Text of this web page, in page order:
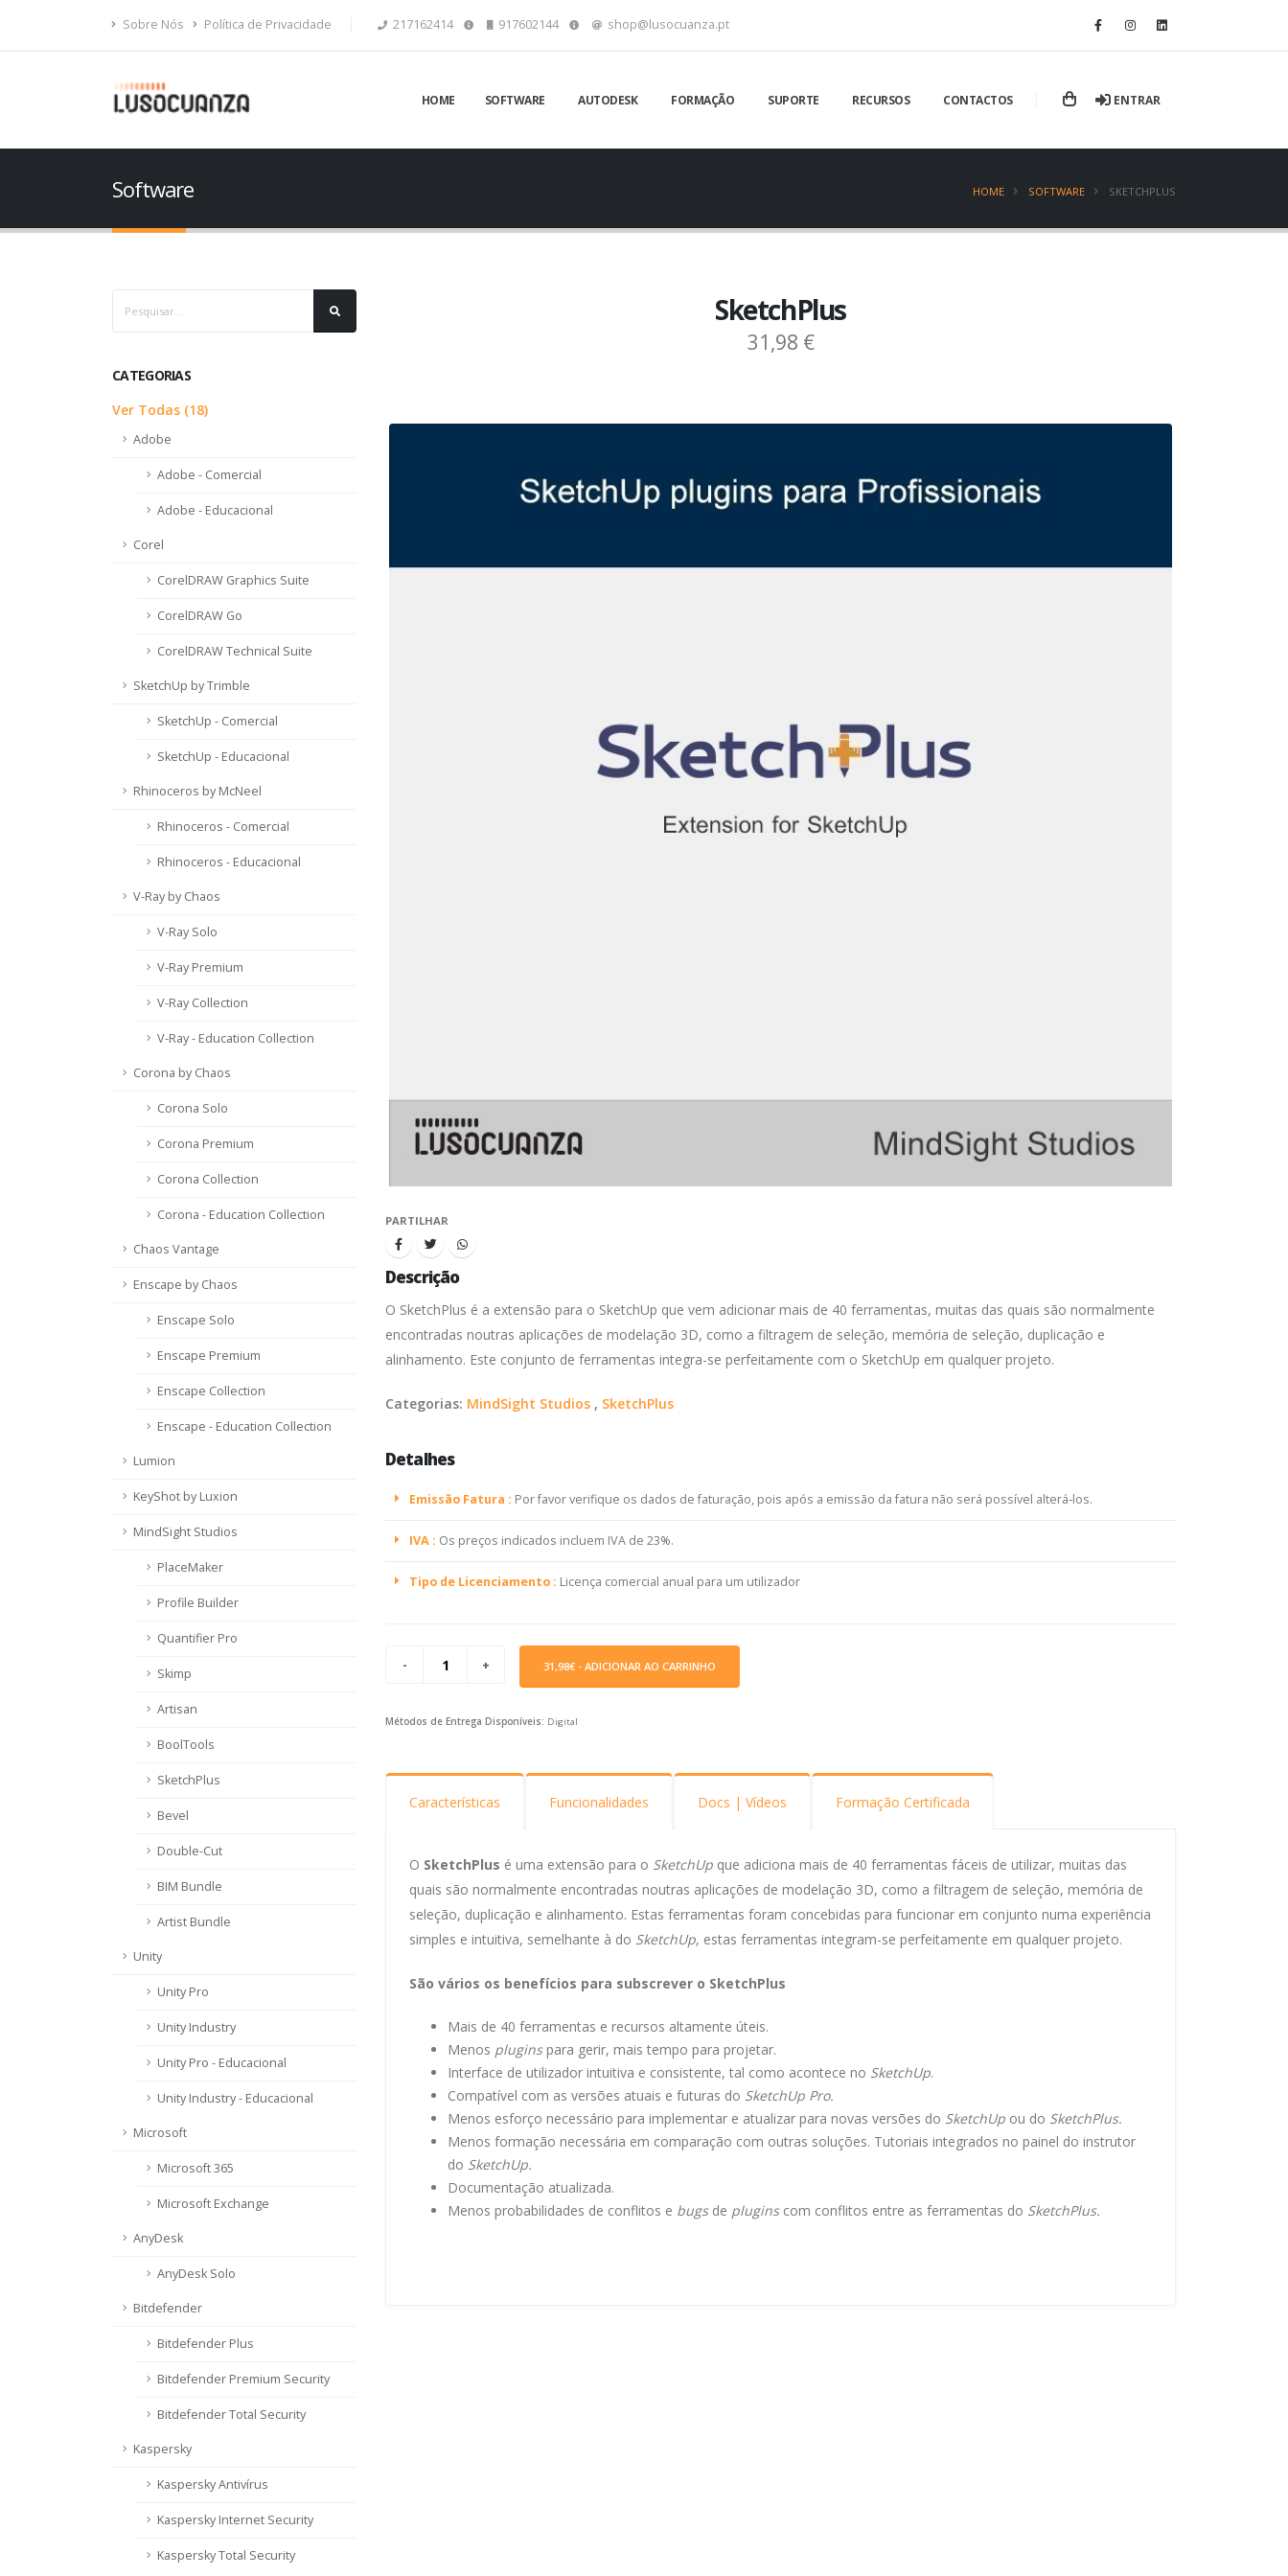
Sobre Nós Política de Privacidade 217162414 917602144 shop@lusocuanza.pt
HOME SOFTWARE AUTODESK FORMAÇÃO SUPORTE RECURSOS CONTACTOS ENTRAR
Software HOME SOFTWARE SKETCHPLUS
CATEGORIAS
Ver Todas (18)
Adobe
Adobe - Comercial
Adobe - Educacional
Corel
CorelDRAW Graphics Suite
CorelDRAW Go
CorelDRAW Technical Suite
SketchUp by Trimble
SketchUp - Comercial
SketchUp - Educacional
Rhinoceros by McNeel
Rhinoceros - Comercial
Rhinoceros - Educacional
V-Ray by Chaos
V-Ray Solo
V-Ray Premium
V-Ray Collection
V-Ray - Education Collection
Corona by Chaos
Corona Solo
Corona Premium
Corona Collection
Corona - Education Collection
Chaos Vantage
Enscape by Chaos
Enscape Solo
Enscape Premium
Enscape Collection
Enscape - Education Collection
Lumion
KeyShot by Luxion
MindSight Studios
PlaceMaker
Profile Builder
Quantifier Pro
Skimp
Artisan
BoolTools
SketchPlus
Bevel
Double-Cut
BIM Bundle
Artist Bundle
Unity
Unity Pro
Unity Industry
Unity Pro - Educacional
Unity Industry - Educacional
Microsoft
Microsoft 365
Microsoft Exchange
AnyDesk
AnyDesk Solo
Bitdefender
Bitdefender Plus
Bitdefender Premium Security
Bitdefender Total Security
Kaspersky
Kaspersky Antivírus
Kaspersky Internet Security
Kaspersky Total Security
SketchPlus
31,98 €
PARTILHAR
Descrição
O SketchPlus é a extensão para o SketchUp que vem adicionar mais de 40 ferramentas, muitas das quais são normalmente
encontradas noutras aplicações de modelação 3D, como a filtragem de seleção, memória de seleção, duplicação e
alinhamento. Este conjunto de ferramentas integra-se perfeitamente com o SketchUp em qualquer projeto.
Categorias: MindSight Studios , SketchPlus
Detalhes
Emissão Fatura : Por favor verifique os dados de faturação, pois após a emissão da fatura não será possível alterá‑los.
IVA : Os preços indicados incluem IVA de 23%.
Tipo de Licenciamento : Licença comercial anual para um utilizador
31,98€ - ADICIONAR AO CARRINHO
Métodos de Entrega Disponíveis: Digital
Características Funcionalidades Docs | Vídeos Formação Certificada
O SketchPlus é uma extensão para o SketchUp que adiciona mais de 40 ferramentas fáceis de utilizar, muitas das
quais são normalmente encontradas noutras aplicações de modelação 3D, como a filtragem de seleção, memória de
seleção, duplicação e alinhamento. Estas ferramentas foram concebidas para funcionar em conjunto numa experiência
simples e intuitiva, semelhante à do SketchUp, estas ferramentas integram-se perfeitamente em qualquer projeto.
São vários os benefícios para subscrever o SketchPlus
Mais de 40 ferramentas e recursos altamente úteis.
Menos pluginspara gerir, mais tempo para projetar.
Interface de utilizador intuitiva e consistente, tal como acontece no SketchUp.
Compatível com as versões atuais e futuras do SketchUp Pro.
Menos esforço necessário para implementar e atualizar para novas versões do SketchUp ou do SketchPlus.
Menos formação necessária em comparação com outras soluções. Tutoriais integrados no painel do instrutor
do SketchUp.
Documentação atualizada.
Menos probabilidades de conflitos e bugs de pluginscom conflitos entre as ferramentas do SketchPlus.